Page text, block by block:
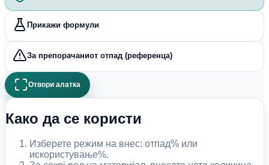
Прикажи формули
За препорачаниот отпад (референца)
Отвори алатка
Како да се користи
Изберете режим на внес: отпад% или
искористување%.